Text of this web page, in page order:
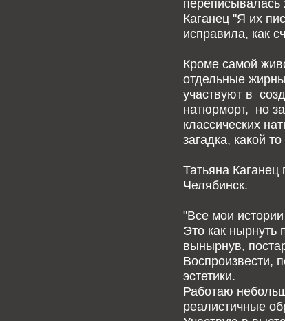
переписывалась
Каганец "Я их
исправила, как
Кроме самой
отдельные
участвуют в
натюрморт, но
классических
загадка, какой
Татьяна
Челябинск.
"Все мои
Это как нырнуть
вынырнув,
Воспроизвести,
эстетики.
Работаю
реалистичные